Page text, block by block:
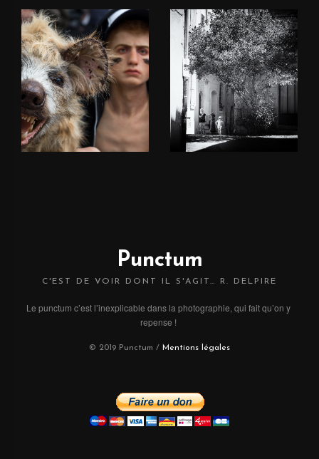
Punctum
C'EST DE VOIR DONT IL S'AGIT… R. DELPIRE
Le punctum c’est l’inexplicable dans la photographie, qui fait qu’on y
repense !
© 2019 Punctum / Mentions légales